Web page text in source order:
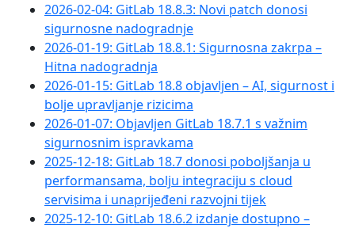
2026-02-04: GitLab 18.8.3: Novi patch donosi
sigurnosne nadogradnje
2026-01-19: GitLab 18.8.1: Sigurnosna zakrpa –
Hitna nadogradnja
2026-01-15: GitLab 18.8 objavljen – AI, sigurnost i
bolje upravljanje rizicima
2026-01-07: Objavljen GitLab 18.7.1 s važnim
sigurnosnim ispravkama
2025-12-18: GitLab 18.7 donosi poboljšanja u
performansama, bolju integraciju s cloud
servisima i unaprijeđeni razvojni tijek
2025-12-10: GitLab 18.6.2 izdanje dostupno –